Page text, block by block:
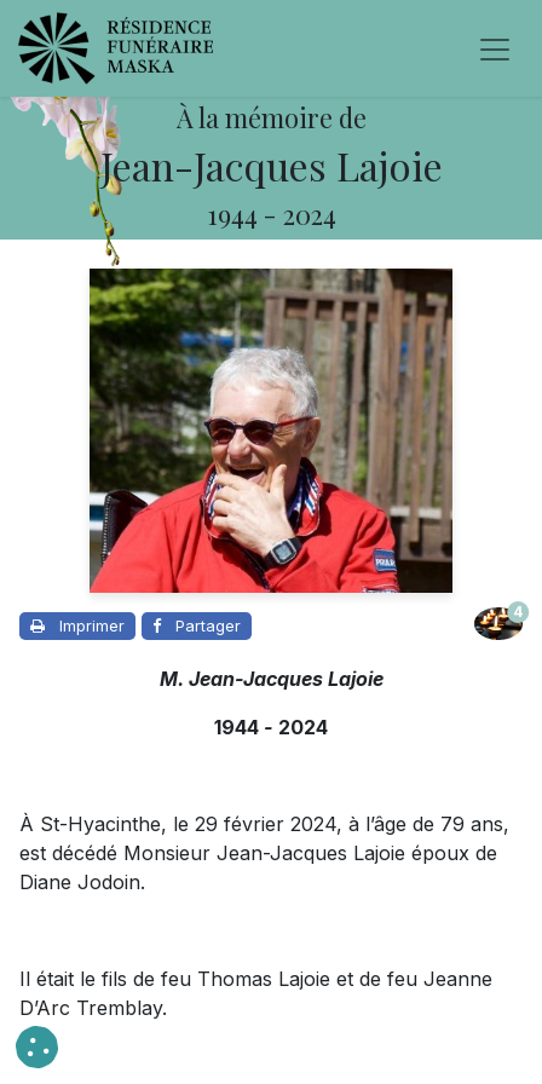
À la mémoire de
Jean-Jacques Lajoie
1944 - 2024
Imprimer Partager
4
M. Jean-Jacques Lajoie
1944 - 2024
À St-Hyacinthe, le 29 février 2024, à l’âge de 79 ans,
est décédé Monsieur Jean-Jacques Lajoie époux de
Diane Jodoin.
Il était le fils de feu Thomas Lajoie et de feu Jeanne
D’Arc Tremblay.